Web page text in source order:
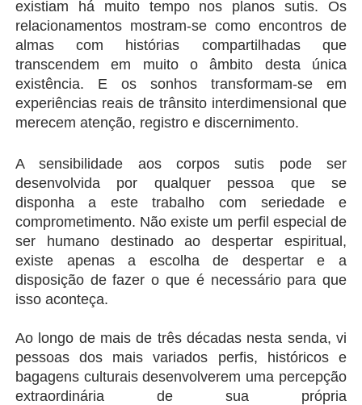
existiam há muito tempo nos planos sutis. Os
relacionamentos mostram-se como encontros de
almas com histórias compartilhadas que
transcendem em muito o âmbito desta única
existência. E os sonhos transformam-se em
experiências reais de trânsito interdimensional que
merecem atenção, registro e discernimento.
A sensibilidade aos corpos sutis pode ser
desenvolvida por qualquer pessoa que se
disponha a este trabalho com seriedade e
comprometimento. Não existe um perfil especial de
ser humano destinado ao despertar espiritual,
existe apenas a escolha de despertar e a
disposição de fazer o que é necessário para que
isso aconteça.
Ao longo de mais de três décadas nesta senda, vi
pessoas dos mais variados perfis, históricos e
bagagens culturais desenvolverem uma percepção
extraordinária de sua própria